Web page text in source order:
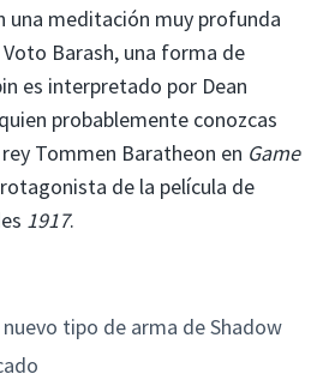
una meditación muy profunda
Barash, una forma de
es interpretado por Dean
probablemente conozcas
Tommen Baratheon en Game
de la película de
1917.
nuevo tipo de arma de Shadow